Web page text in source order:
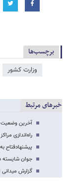
برچسب‌ها
وزارت کشور
خبرهای مرتبط
آخرین وضعیت سقط‌جنین
راه‌اندازی
پیشنهادفتاح
جوان شایسته
گزارش